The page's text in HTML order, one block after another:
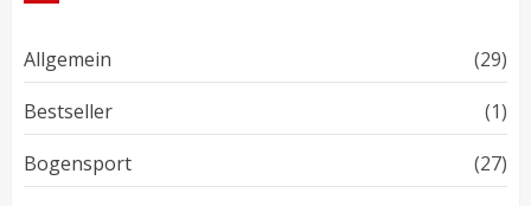
Allgemein
(29)
Bestseller
(1)
Bogensport
(27)